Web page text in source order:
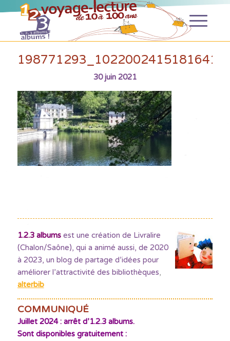
30 juin 2021
1.2.3 albumsest une création de Livralire
(Chalon/Saône), qui a animé aussi, de 2020
à 2023, un blog de partage d’idées pour
améliorer l’attractivité des bibliothèques,
alterbib
COMMUNIQUÉ
Juillet 2024 : arrêt d’1.2.3 albums.
Sont disponibles gratuitement :